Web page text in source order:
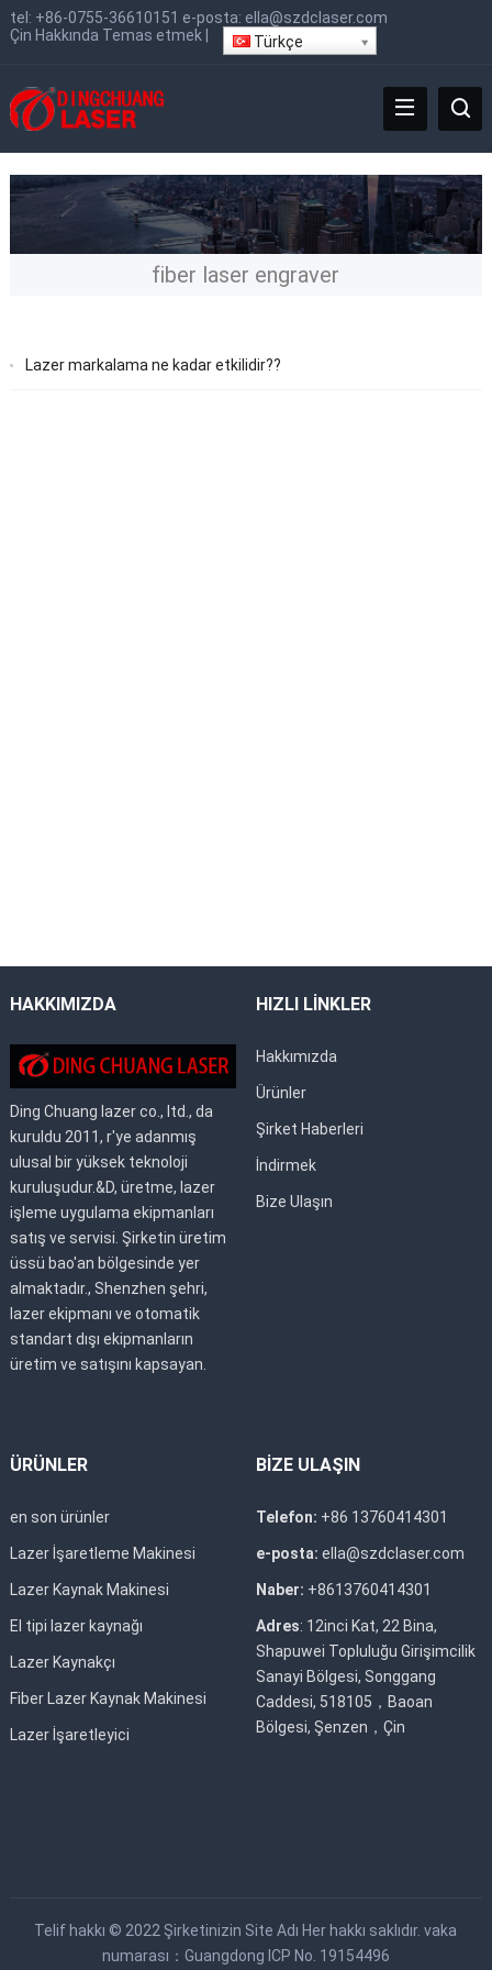
tel: +86-0755-36610151 e-posta: ella@szdclaser.com
Çin Hakkında Temas etmek Türkçe
fiber laser engraver
Lazer markalama ne kadar etkilidir??
HAKKIMIZDA
Ding Chuang lazer co., ltd., da
kuruldu 2011, r'ye adanmış
ulusal bir yüksek teknoloji
kuruluşudur.&D, üretme, lazer
işleme uygulama ekipmanları
satış ve servisi. Şirketin üretim
üssü bao'an bölgesinde yer
almaktadır., Shenzhen şehri,
lazer ekipmanı ve otomatik
standart dışı ekipmanların
üretim ve satışını kapsayan.
HIZLI LİNKLER
Hakkımızda
Ürünler
Şirket Haberleri
İndirmek
Bize Ulaşın
ÜRÜNLER
en son ürünler
Lazer İşaretleme Makinesi
Lazer Kaynak Makinesi
El tipi lazer kaynağı
Lazer Kaynakçı
Fiber Lazer Kaynak Makinesi
Lazer İşaretleyici
BİZE ULAŞIN
Telefon: +86 13760414301
e-posta: ella@szdclaser.com
Naber: +8613760414301
Adres: 12inci Kat, 22 Bina,
Shapuwei Topluluğu Girişimcilik
Sanayi Bölgesi, Songgang
Caddesi, 518105，Baoan
Bölgesi, Şenzen，Çin
Telif hakkı © 2022 Şirketinizin Site Adı Her hakkı saklıdır. vaka
numarası： Guangdong ICP No. 19154496